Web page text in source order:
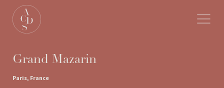
Grand Mazarin
Paris, France